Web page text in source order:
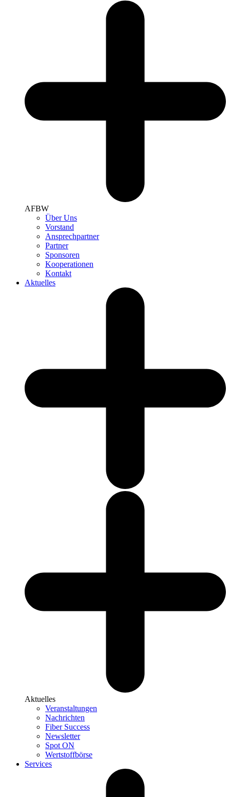
AFBW
Über Uns
Vorstand
Ansprechpartner
Partner
Sponsoren
Kooperationen
Kontakt
Aktuelles
Aktuelles
Veranstaltungen
Nachrichten
Fiber Success
Newsletter
Spot ON
Wertstoffbörse
Services